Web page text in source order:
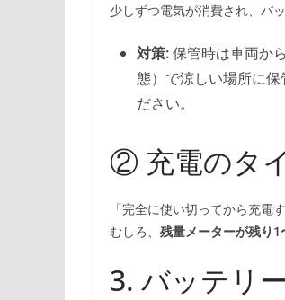
少しずつ電気が消費され、バ
対策:保管時は車両か
態）で涼しい場所に
ださい。
② 充電のタ
「完全に使い切ってから充電
むしろ、 残量メーターが残り
3. バッテリ